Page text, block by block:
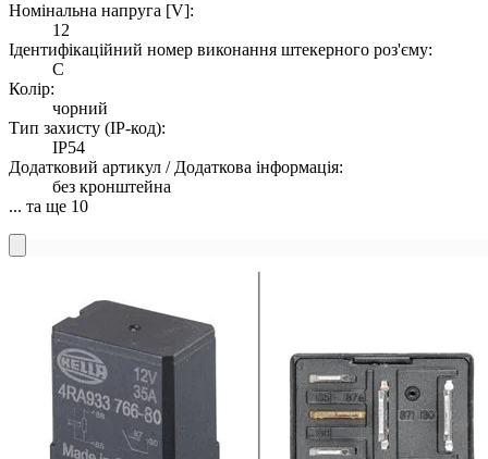
Номінальна напруга [V]:
12
Ідентифікаційний номер виконання штекерного роз'єму:
C
Колір:
чорний
Тип захисту (IP-код):
IP54
Додатковий артикул / Додаткова інформація:
без кронштейна
... та ще 10